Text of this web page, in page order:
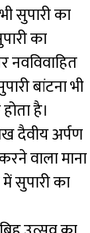
सुपारी का
का
नवविवाहित
बांटना भी
है।
दैवीय अर्पण
वाला माना
सुपारी का